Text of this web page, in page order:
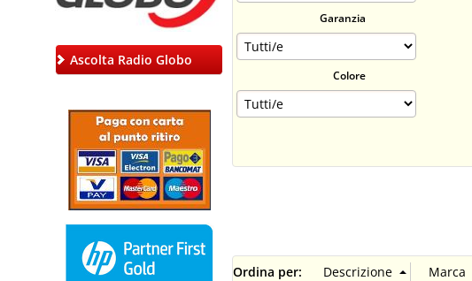
Ascolta Radio Globo
Garanzia
Colore
Ordina per: